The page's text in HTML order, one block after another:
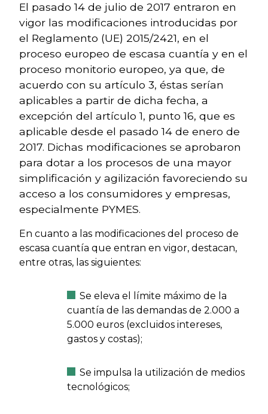
El pasado 14 de julio de 2017 entraron en
vigor las modificaciones introducidas por
el Reglamento (UE) 2015/2421, en el
proceso europeo de escasa cuantía y en el
proceso monitorio europeo, ya que, de
acuerdo con su artículo 3, éstas serían
aplicables a partir de dicha fecha, a
excepción del artículo 1, punto 16, que es
aplicable desde el pasado 14 de enero de
2017. Dichas modificaciones se aprobaron
para dotar a los procesos de una mayor
simplificación y agilización favoreciendo su
acceso a los consumidores y empresas,
especialmente PYMES.
En cuanto a las modificaciones del proceso de
escasa cuantía que entran en vigor, destacan,
entre otras, las siguientes:
Se eleva el límite máximo de la
cuantía de las demandas de 2.000 a
5.000 euros (excluidos intereses,
gastos y costas);
Se impulsa la utilización de medios
tecnológicos;